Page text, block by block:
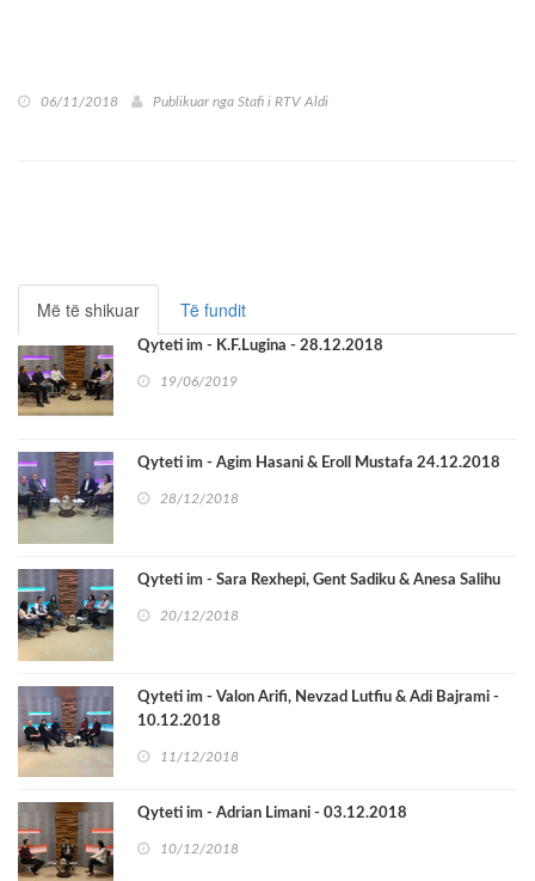
06/11/2018 Publikuar nga Stafi i RTV Aldi
Më të shikuar Të fundit
Qyteti im - K.F.Lugina - 28.12.2018
19/06/2019
Qyteti im - Agim Hasani & Eroll Mustafa 24.12.2018
28/12/2018
Qyteti im - Sara Rexhepi, Gent Sadiku & Anesa Salihu
20/12/2018
Qyteti im - Valon Arifi, Nevzad Lutfiu & Adi Bajrami -
10.12.2018
11/12/2018
Qyteti im - Adrian Limani - 03.12.2018
10/12/2018